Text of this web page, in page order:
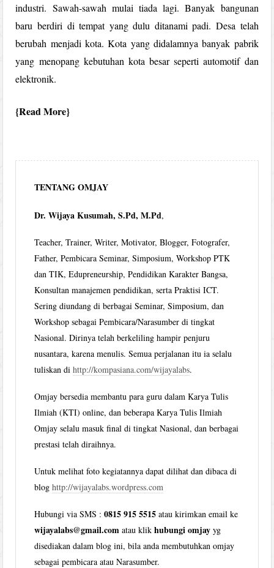
industri. Sawah-sawah mulai tiada lagi. Banyak bangunan
baru berdiri di tempat yang dulu ditanami padi. Desa telah
berubah menjadi kota. Kota yang didalamnya banyak pabrik
yang menopang kebutuhan kota besar seperti automotif dan
elektronik.
Read More
TENTANG OMJAY
Dr. Wijaya Kusumah, S.Pd, M.Pd,
Teacher, Trainer, Writer, Motivator, Blogger, Fotografer,
Father, Pembicara Seminar, Simposium, Workshop PTK
dan TIK, Edupreneurship, Pendidikan Karakter Bangsa,
Konsultan manajemen pendidikan, serta Praktisi ICT.
Sering diundang di berbagai Seminar, Simposium, dan
Workshop sebagai Pembicara/Narasumber di tingkat
Nasional. Dirinya telah berkeliling hampir penjuru
nusantara, karena menulis. Semua perjalanan itu ia selalu
tuliskan dihttp://kompasiana.com/wijayalabs.
Omjay bersedia membantu para guru dalam Karya Tulis
Ilmiah (KTI) online, dan beberapa Karya Tulis Ilmiah
Omjay selalu masuk final di tingkat Nasional, dan berbagai
prestasi telah diraihnya.
Untuk melihat foto kegiatannya dapat dilihat dan dibaca di
bloghttp://wijayalabs.wordpress.com
Hubungi via SMS :0815 915 5515 atau kirimkan email ke
wijayalabs@gmail.com atau klikhubungi omjay yg
disediakan dalam blog ini, bila anda membutuhkan omjay
sebagai pembicara atau Narasumber.